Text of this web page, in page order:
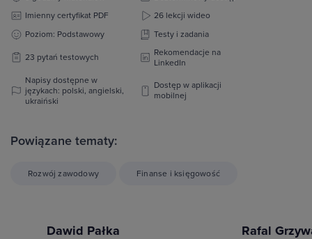
Imienny certyfikat PDF
26 lekcji wideo
Poziom: Podstawowy
Testy i zadania
23 pytań testowych
Rekomendacje na
LinkedIn
Napisy dostępne w
językach: polski, angielski,
ukraiński
Dostęp w aplikacji
mobilnej
Powiązane tematy:
Rozwój zawodowy Finanse i księgowość
Dawid Pałka Rafal